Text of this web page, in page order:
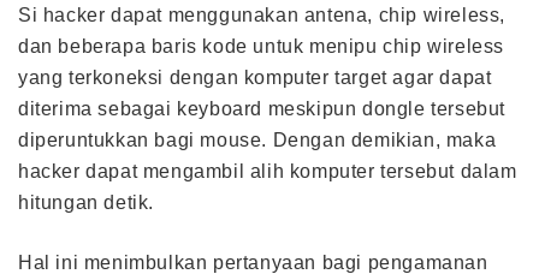
Si hacker dapat menggunakan antena, chip wireless,
dan beberapa baris kode untuk menipu chip wireless
yang terkoneksi dengan komputer target agar dapat
diterima sebagai keyboard meskipun dongle tersebut
diperuntukkan bagi mouse. Dengan demikian, maka
hacker dapat mengambil alih komputer tersebut dalam
hitungan detik.
Hal ini menimbulkan pertanyaan bagi pengamanan